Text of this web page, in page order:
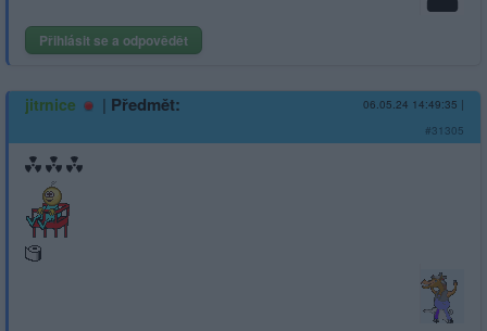
Přihlásit se a odpovědět
jitrnice | Předmět: 06.05.24 14:49:35 |
#31305